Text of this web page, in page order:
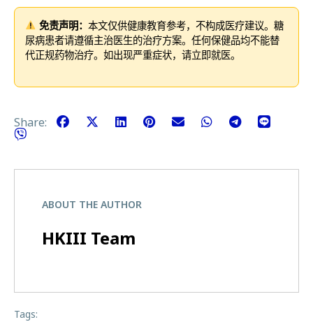
免责声明：本文仅供健康教育参考，不构成医疗建议。糖
尿病患者请遵循主治医生的治疗方案。任何保健品均不能替
代正规药物治疗。如出现严重症状，请立即就医。
Share:
ABOUT THE AUTHOR
HKIII Team
Tags: